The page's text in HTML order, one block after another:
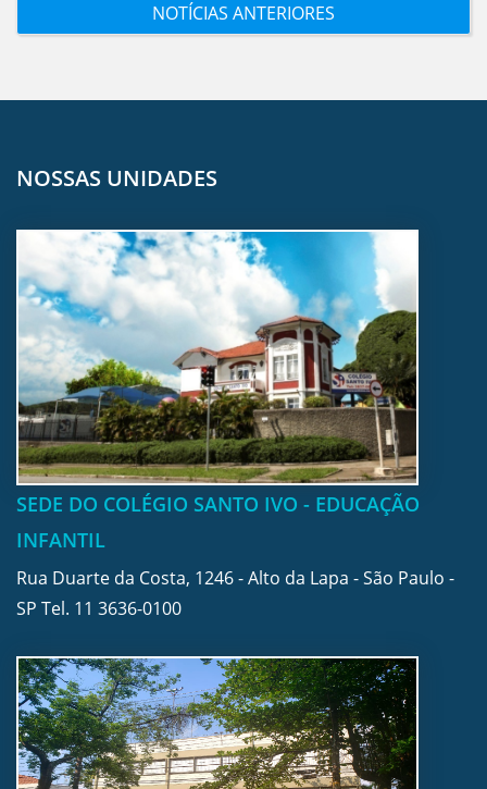
NOTÍCIAS ANTERIORES
NOSSAS UNIDADES
SEDE DO COLÉGIO SANTO IVO - EDUCAÇÃO
INFANTIL
Rua Duarte da Costa, 1246 - Alto da Lapa - São Paulo -
SP Tel. 11 3636-0100